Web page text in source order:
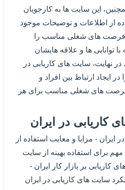
این سایت ها به کارجویان
از اطلاعات و توضیحات موجود
فرصت های شغلی مناسب را
توانایی ها و علاقه هایشان
نهایت، سایت های کاریابی در
ایجاد ارتباط بین افراد و
فرصت های شغلی مناسب برای هر
کاریابی در ایران
ایران - مزایا و معایب استفاده از
برای استفاده بهینه از سایت
کاریابی بر بازار کار ایران -
سایت های کاریابی در ایران